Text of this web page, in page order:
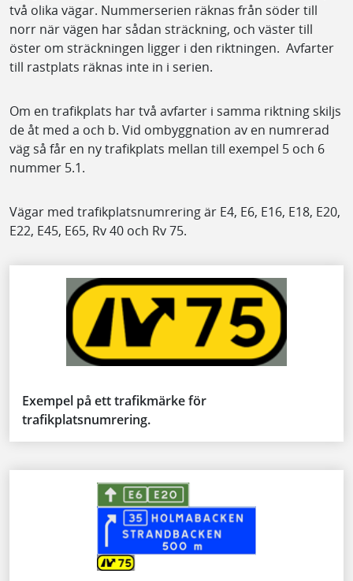
två olika vägar. Nummerserien räknas från söder till
norr när vägen har sådan sträckning, och väster till
öster om sträckningen ligger i den riktningen. Avfarter
till rastplats räknas inte in i serien.
Om en trafikplats har två avfarter i samma riktning skiljs
de åt med a och b. Vid ombyggnation av en numrerad
väg så får en ny trafikplats mellan till exempel 5 och 6
nummer 5.1.
Vägar med trafikplatsnumrering är E4, E6, E16, E18, E20,
E22, E45, E65, Rv 40 och Rv 75.
Exempel på ett trafikmärke för
trafikplatsnumrering.